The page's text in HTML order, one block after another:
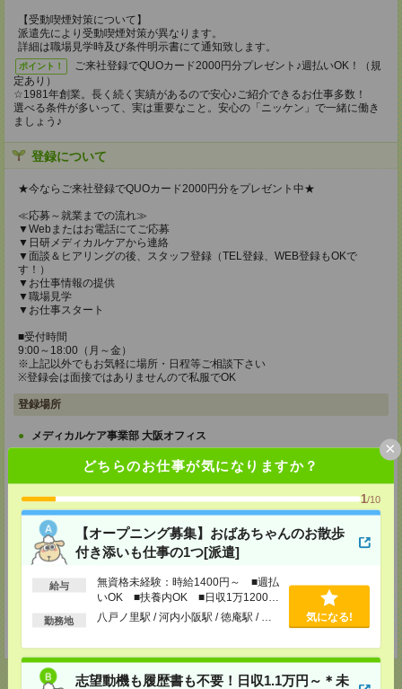
どちらのお仕事が気になりますか？
1/10
【オープニング募集】おばあちゃんのお散歩
付き添いも仕事の1つ[派遣]
給与
無資格未経験：時給1400円～ ■週払
いOK ■扶養内OK ■日収1万1200円
以上
勤務地 八戸ノ里駅 / 河内小阪駅 / 徳庵駅 / … 気になる!
志望動機も履歴書も不要！日収1.1万円～＊未
×
【受動喫煙対策について】
派遣先により受動喫煙対策が異なります。
詳細は職場見学時及び条件明示書にて通知致します。
ポイント！
ご来社登録でQUOカード2000円分プレゼント♪週払いOK！（規
定あり）
☆1981年創業。長く続く実績があるので安心♪ご紹介できるお仕事多数！
選べる条件が多いって、実は重要なこと。安心の「ニッケン」で一緒に働き
ましょう♪
登録について
★今ならご来社登録でQUOカード2000円分をプレゼント中★
≪応募～就業までの流れ≫
▼Webまたはお電話にてご応募
▼日研メディカルケアから連絡
▼面談＆ヒアリングの後、スタッフ登録（TEL登録、WEB登録もOKで
す！）
▼お仕事情報の提供
▼職場見学
▼お仕事スタート
■受付時間
9:00～18:00（月～金）
※上記以外でもお気軽に場所・日程等ご相談下さい
※登録会は面接ではありませんので私服でOK
登録場所
メディカルケア事業部 大阪オフィス
TEL：0120-991-463
MAIL：tenshoku@nikken-ts.jp
担当：採用担当
メディカルケア事業部 京都オフィス
京都府京都市下京区東塩小路町843番地2 日本生命京都ヤサカビル5F
TEL：0120-991-463
MAIL：
tenshoku@nikken-ts.jp
担当：採用担当